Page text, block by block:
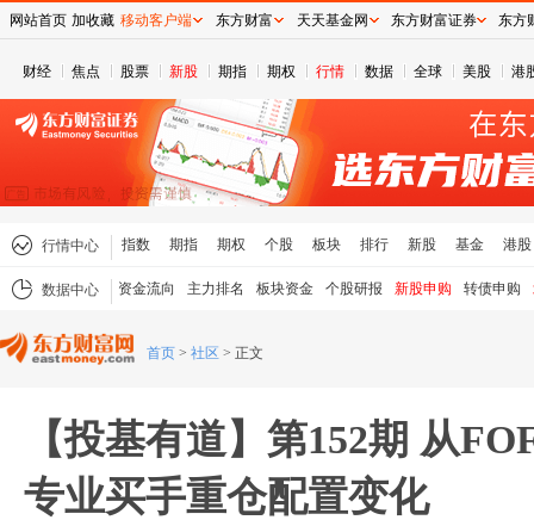
财经 焦点 股票 新股 期指 期权 行情 数据 全球 美股 港
行情中心 指数 期指 期权 个股 板块 排行 新股 基金 港股
数据中心 资金流向 主力排名 板块资金 个股研报 新股申购 转债申购
首页 > 社区 > 正文
【投基有道】第152期 从
专业买手重仓配置变化
网站首页 加收藏 移动客户端 东方财富 天天基金网 东方财富证券 东方